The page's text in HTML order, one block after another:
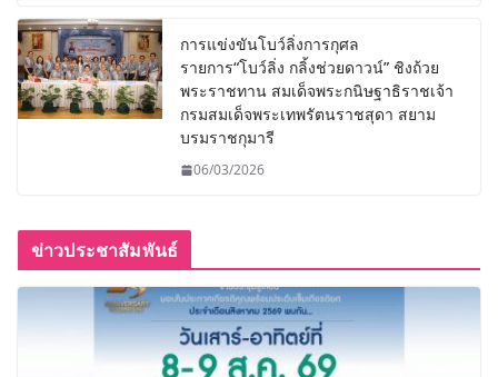
การแข่งขันโบว์ลิ่งการกุศล
รายการ“โบว์ลิ่ง กลิ้งช่วยดาวน์” ชิงถ้วย
พระราชทาน สมเด็จพระกนิษฐาธิราชเจ้า
กรมสมเด็จพระเทพรัตนราชสุดา สยาม
บรมราชกุมารี
06/03/2026
ข่าวประชาสัมพันธ์